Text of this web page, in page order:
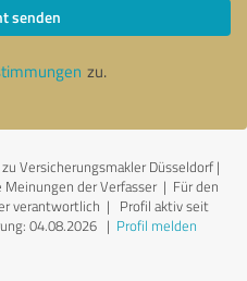
senden
zu.
Versicherungsmakler Düsseldorf |
der Verfasser | Für den
verantwortlich | Profil aktiv seit
04.08.2026| Profil melden